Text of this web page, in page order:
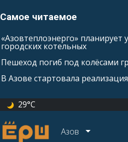
Самое читаемое
«Азовтеплоэнерго» планирует
городских котельных
Пешеход погиб под колёсами
В Азове стартовала
29°C
Азов